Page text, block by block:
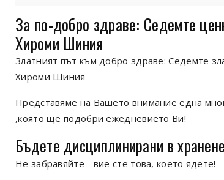
За по-добро здраве: Седемте
Хироми Шиния
Златният път към добро здраве: Седемте
Хироми Шиния
Представяме на Вашето внимание една
,която ще подобри ежедневието Ви!
Бъдете дисциплинирани в
Не забравяйте - вие сте това, което ядете!